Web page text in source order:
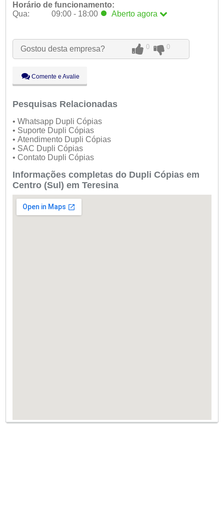
Horário de funcionamento:
Qua:
09:00 - 18:00 Aberto agora
Qua:
09:00 - 18:00 Aberto
agora
Qui:
09:00 - 18:00
Sáb:
Dom:
Fechado
Gostou desta empresa? 0 0
Comente e Avalie
Pesquisas Relacionadas
• Whatsapp Dupli Cópias
• Suporte Dupli Cópias
• Atendimento Dupli Cópias
• SAC Dupli Cópias
• Contato Dupli Cópias
Informações completas do Dupli Cópias em
Centro (Sul) em Teresina